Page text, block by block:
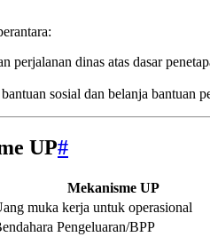
dinas atas dasar
sosial dan belanja bantuan
UP#
Mekanisme UP
muka kerja untuk operasional
Pengeluaran/BPP